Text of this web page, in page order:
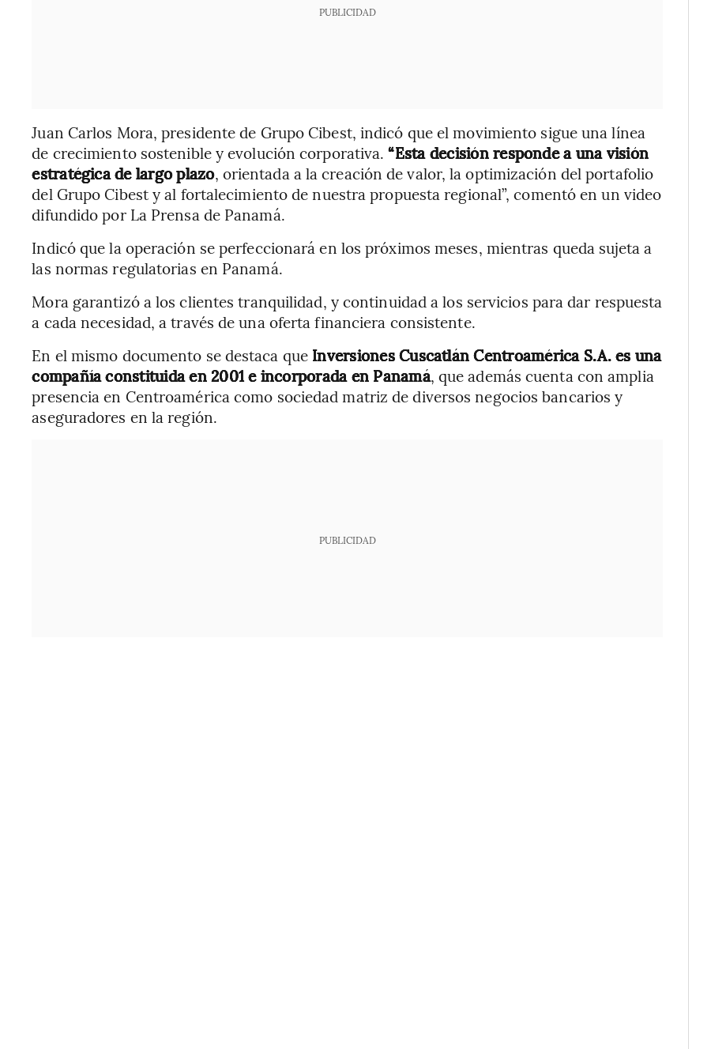
PUBLICIDAD
Juan Carlos Mora, presidente de Grupo Cibest, indicó que el movimiento sigue una línea
de crecimiento sostenible y evolución corporativa.“Esta decisión responde a una visión
estratégica de largo plazo, orientada a la creación de valor, la optimización del portafolio
del Grupo Cibest y al fortalecimiento de nuestra propuesta regional”, comentó en un video
difundido por La Prensa de Panamá.
Indicó que la operación se perfeccionará en los próximos meses, mientras queda sujeta a
las normas regulatorias en Panamá.
Mora garantizó a los clientes tranquilidad, y continuidad a los servicios para dar respuesta
a cada necesidad, a través de una oferta financiera consistente.
En el mismo documento se destaca queInversiones Cuscatlán Centroamérica S.A. es una
compañía constituida en 2001 e incorporada en Panamá, que además cuenta con amplia
presencia en Centroamérica como sociedad matriz de diversos negocios bancarios y
aseguradores en la región.
PUBLICIDAD